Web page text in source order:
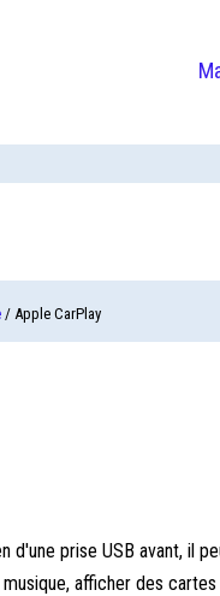
/ Apple CarPlay
d'une prise USB avant, il
afficher des